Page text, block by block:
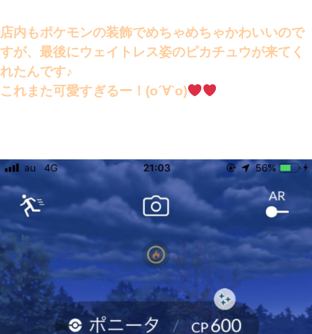
店内もポケモンの装飾でめちゃめちゃかわいいので
すが、最後にウェイトレス姿のピカチュウが来てく
れたんです♪
これまた可愛すぎるー！(о´∀`о)